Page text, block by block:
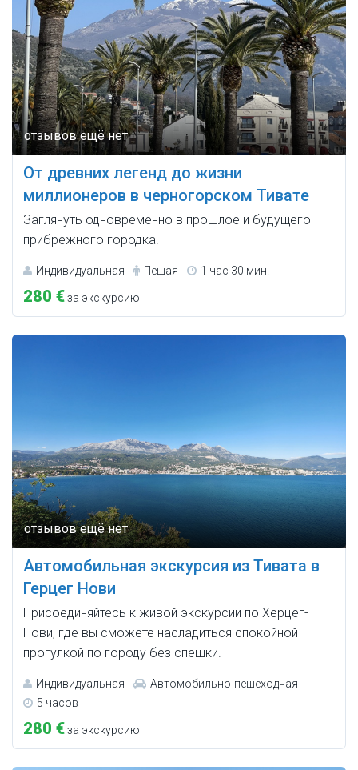
От древних легенд до жизни
миллионеров в черногорском Тивате
Заглянуть одновременно в прошлое и будущего
прибрежного городка.
Индивидуальная Пешая 1 час 30 мин.
280 €за экскурсию
Автомобильная экскурсия из Тивата в
Герцег Нови
Присоединяйтесь к живой экскурсии по Херцег-
Нови, где вы сможете насладиться спокойной
прогулкой по городу без спешки.
Индивидуальная
Автомобильно-пешеходная
5 часов
280 €за экскурсию